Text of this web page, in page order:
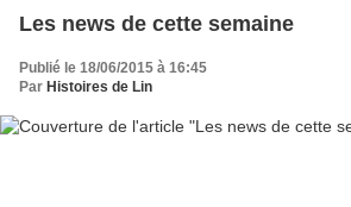
Les news de cette semaine
Publié le 18/06/2015 à 16:45
Par Histoires de Lin